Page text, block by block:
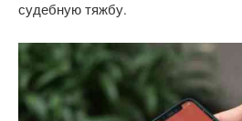
судебную тяжбу.